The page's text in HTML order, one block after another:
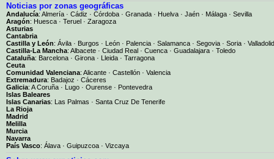
Noticias por zonas geográficas
Andalucía: Almería · Cádiz · Córdoba · Granada · Huelva · Jaén · Málaga · Sevilla
Aragón: Huesca · Teruel · Zaragoza
Asturias
Cantabria
Castilla y León: Ávila · Burgos · León · Palencia · Salamanca · Segovia · Soria · Valladolid
Castilla-La Mancha: Albacete · Ciudad Real · Cuenca · Guadalajara · Toledo
Cataluña: Barcelona · Girona · Lleida · Tarragona
Ceuta
Comunidad Valenciana: Alicante · Castellón · Valencia
Extremadura: Badajoz · Cáceres
Galicia: A Coruña · Lugo · Ourense · Pontevedra
Islas Baleares
Islas Canarias: Las Palmas · Santa Cruz De Tenerife
La Rioja
Madrid
Melilla
Murcia
Navarra
País Vasco: Álava · Guipuzcoa · Vizcaya